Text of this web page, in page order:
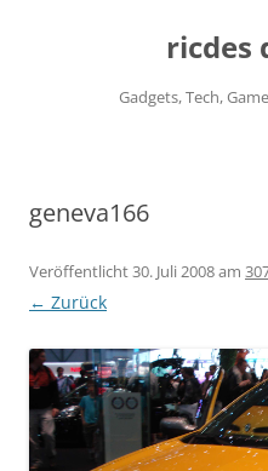
ricdes
Gadgets, Tech,
geneva166
Veröffentlicht30. Juli 2008am
← Zurück